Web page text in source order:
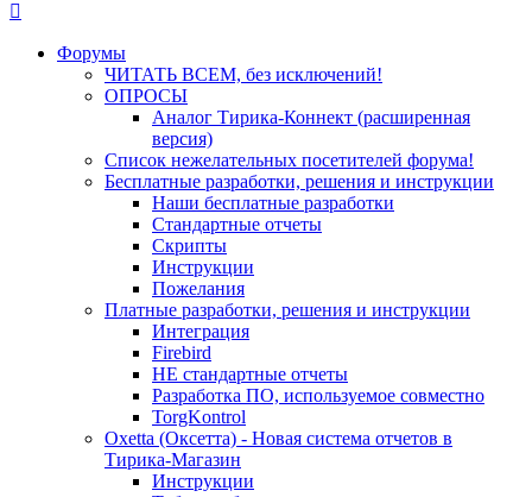
Форумы
ЧИТАТЬ ВСЕМ, без исключений!
ОПРОСЫ
Аналог Тирика-Коннект (расширенная
версия)
Список нежелательных посетителей форума!
Бесплатные разработки, решения и инструкции
Наши бесплатные разработки
Стандартные отчеты
Скрипты
Инструкции
Пожелания
Платные разработки, решения и инструкции
Интеграция
Firebird
НЕ стандартные отчеты
Разработка ПО, используемое совместно
TorgKontrol
Oxetta (Оксетта) - Новая система отчетов в
Тирика-Магазин
Инструкции